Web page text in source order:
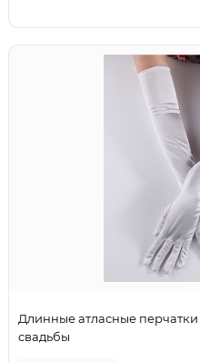
Длинные атласные
свадьбы